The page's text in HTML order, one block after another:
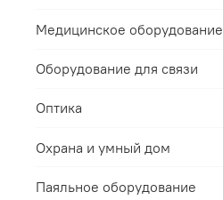
Медицинское оборудование
Оборудование для связи
Оптика
Охрана и умный дом
Паяльное оборудование